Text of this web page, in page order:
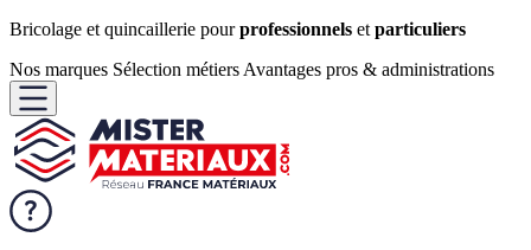
Bricolage et quincaillerie pourprofessionnels et particuliers
Nos marques Sélection métiers Avantages pros & administrations